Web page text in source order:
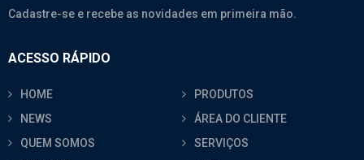
Cadastre-se e recebe as novidades em primeira mão.
ACESSO RÁPIDO
HOME
PRODUTOS
NEWS
ÁREA DO CLIENTE
QUEM SOMOS
SERVIÇOS